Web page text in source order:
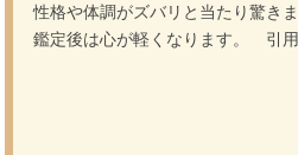
性格や体調がズバリと当たり驚きま
鑑定後は心が軽くなります。 引